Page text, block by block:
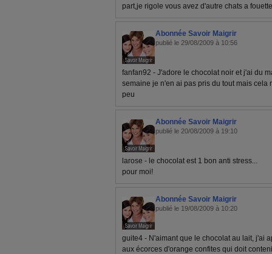
part,je rigole vous avez d'autre chats a
Abonnée Savoir Maigrir
publié le 29/08/2009 à 10:56
fanfan92 - J'adore le chocolat noir et j'ai du
semaine je n'en ai pas pris du tout mais cela
peu
Abonnée Savoir Maigrir
publié le 20/08/2009 à 19:10
larose - le chocolat est 1 bon anti stress...
pour moi!
Abonnée Savoir Maigrir
publié le 19/08/2009 à 10:20
guite4 - N'aimant que le chocolat au lait, j'ai
aux écorces d'orange confites qui doit